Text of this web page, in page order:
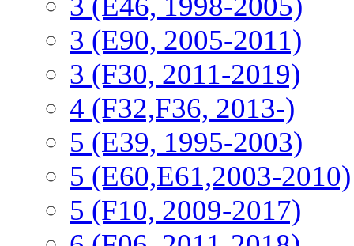
3 (E90, 2005-2011)
3 (F30, 2011-2019)
4 (F32,F36, 2013-)
5 (E39, 1995-2003)
5 (E60,E61,2003-2010)
5 (F10, 2009-2017)